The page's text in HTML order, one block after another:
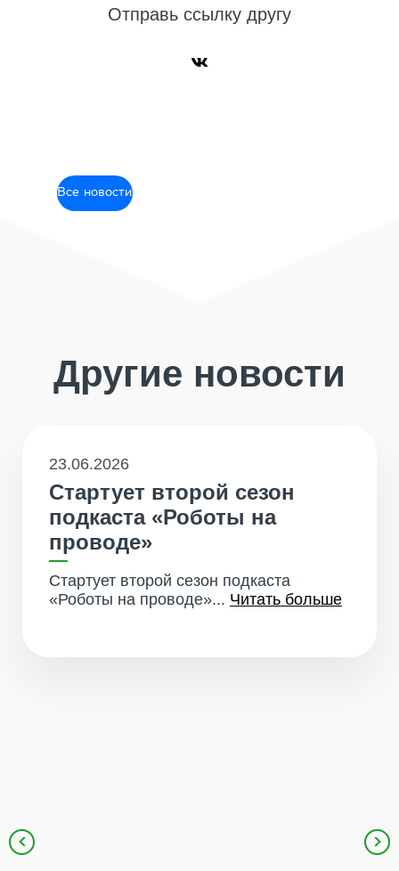
Отправь ссылку другу
Все новости
Другие новости
23.06.2026
Стартует второй сезон
подкаста «Роботы на
проводе»
Стартует второй сезон подкаста
«Роботы на проводе»... Читать больше